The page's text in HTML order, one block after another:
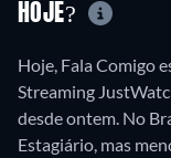
HOJE?
Hoje, Fala Comigo
Streaming
desde ontem. No
Estagiário, mas